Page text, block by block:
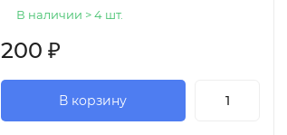
В наличии > 4 шт.
200 ₽
В корзину